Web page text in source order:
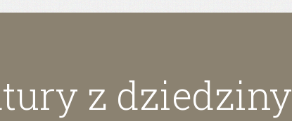
z dziedziny